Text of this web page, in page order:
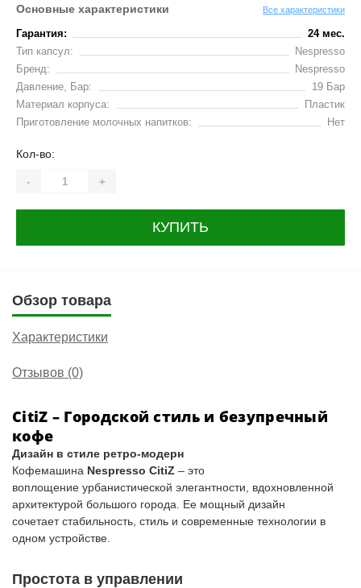
Основные характеристики Все характеристики
Гарантия:
24 мес.
Тип капсул:
Nespresso
Бренд:
Nespresso
Давление, Бар:
19 Бар
Материал корпуса:
Пластик
Приготовление молочных напитков:
Нет
Кол-во:
- +
КУПИТЬ
Обзор товара
Характеристики
Отзывов (0)
CitiZ – Городской стиль и безупречный
кофе
Дизайн в стиле ретро-модерн
Кофемашина Nespresso CitiZ – это
воплощение урбанистической элегантности , вдохновленной
архитектурой большого города. Ее мощный дизайн
сочетаетстабильность, стиль и современные технологии в
одном устройстве.
Простота в управлении